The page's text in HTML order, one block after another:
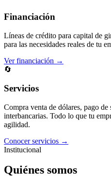
Financiación
Líneas de crédito para capital de
para las necesidades reales de tu
Ver financiación →
🔄
Servicios
Compra venta de dólares, pago
interbancarias. Todo lo que tu
agilidad.
Conocer servicios →
Institucional
Quiénes somos